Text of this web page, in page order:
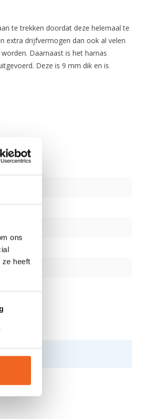
ons
ze heeft
te trekken doordat deze helemaal te
extra drijfvermogen dan ook al velen
Daarnaast is het harnas
Deze is 9 mm dik en is